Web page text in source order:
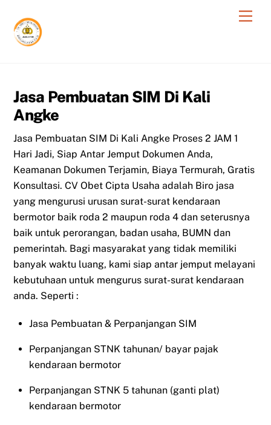
content
Jasa Pembuatan SIM Di Kali
Angke
Jasa Pembuatan SIM Di Kali Angke Proses 2 JAM 1
Hari Jadi, Siap Antar Jemput Dokumen Anda,
Keamanan Dokumen Terjamin, Biaya Termurah, Gratis
Konsultasi. CV Obet Cipta Usaha adalah Biro jasa
yang mengurusi urusan surat-surat kendaraan
bermotor baik roda 2 maupun roda 4 dan seterusnya
baik untuk perorangan, badan usaha, BUMN dan
pemerintah. Bagi masyarakat yang tidak memiliki
banyak waktu luang, kami siap antar jemput melayani
kebutuhaan untuk mengurus surat-surat kendaraan
anda. Seperti :
Jasa Pembuatan & Perpanjangan SIM
Perpanjangan STNK tahunan/ bayar pajak
kendaraan bermotor
Perpanjangan STNK 5 tahunan (ganti plat)
kendaraan bermotor